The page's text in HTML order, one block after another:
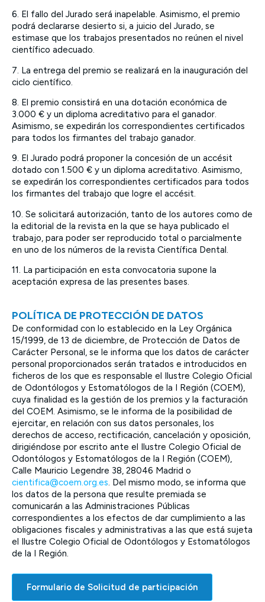
6. El fallo del Jurado será inapelable. Asimismo, el premio
podrá declararse desierto si, a juicio del Jurado, se
estimase que los trabajos presentados no reúnen el nivel
científico adecuado.
7. La entrega del premio se realizará en la inauguración del
ciclo científico.
8. El premio consistirá en una dotación económica de
3.000 € y un diploma acreditativo para el ganador.
Asimismo, se expedirán los correspondientes certificados
para todos los firmantes del trabajo ganador.
9. El Jurado podrá proponer la concesión de un accésit
dotado con 1.500 € y un diploma acreditativo. Asimismo,
se expedirán los correspondientes certificados para todos
los firmantes del trabajo que logre el accésit.
10. Se solicitará autorización, tanto de los autores como de
la editorial de la revista en la que se haya publicado el
trabajo, para poder ser reproducido total o parcialmente
en uno de los números de la revista Científica Dental.
11. La participación en esta convocatoria supone la
aceptación expresa de las presentes bases.
POLÍTICA DE PROTECCIÓN DE DATOS
De conformidad con lo establecido en la Ley Orgánica
15/1999, de 13 de diciembre, de Protección de Datos de
Carácter Personal, se le informa que los datos de carácter
personal proporcionados serán tratados e introducidos en
ficheros de los que es responsable el Ilustre Colegio Oficial
de Odontólogos y Estomatólogos de la I Región (COEM),
cuya finalidad es la gestión de los premios y la facturación
del COEM. Asimismo, se le informa de la posibilidad de
ejercitar, en relación con sus datos personales, los
derechos de acceso, rectificación, cancelación y oposición,
dirigiéndose por escrito ante el Ilustre Colegio Oficial de
Odontólogos y Estomatólogos de la I Región (COEM),
Calle Mauricio Legendre 38, 28046 Madrid o
cientifica@coem.org.es . Del mismo modo, se informa que
los datos de la persona que resulte premiada se
comunicarán a las Administraciones Públicas
correspondientes a los efectos de dar cumplimiento a las
obligaciones fiscales y administrativas a las que está sujeta
el Ilustre Colegio Oficial de Odontólogos y Estomatólogos
de la I Región.
Formulario de Solicitud de participación